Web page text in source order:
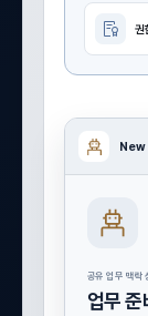
권
공유 업무 맥락
업무 준